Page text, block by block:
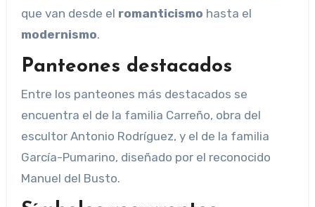
que van desde el romanticismo hasta el
modernismo.
Panteones destacados
Entre los panteones más destacados se
encuentra el de la familia Carreño, obra del
escultor Antonio Rodríguez, y el de la familia
García-Pumarino, diseñado por el reconocido
Manuel del Busto.